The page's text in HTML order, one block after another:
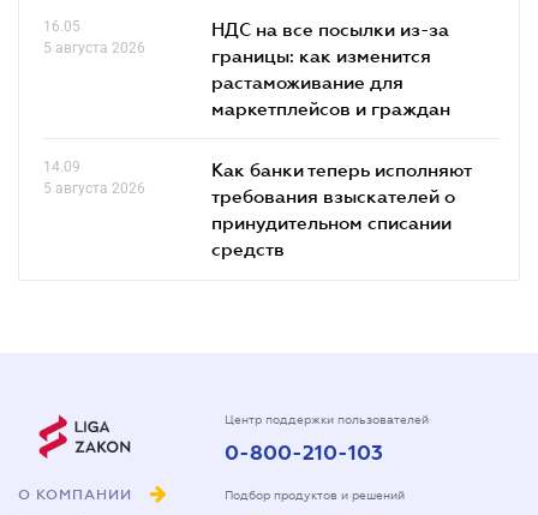
16.05
5 августа 2026
НДС на все посылки из-за
границы: как изменится
растаможивание для
маркетплейсов и граждан
14.09
5 августа 2026
Как банки теперь исполняют
требования взыскателей о
принудительном списании
средств
О КОМПАНИИ
Центр поддержки пользователей
0-800-210-103
Подбор продуктов и решений